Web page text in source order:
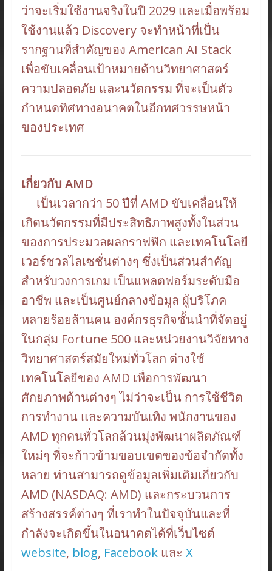
ว่าจะเริ่มใช้งานจริงในปี 2029 และเมื่อพร้อม
ใช้งานแล้ว Discovery จะทำหน้าที่เป็น
รากฐานที่สำคัญของ American AI Stack
เพื่อขับเคลื่อนเป้าหมายด้านวิทยาศาสตร์
ความปลอดภัย และนวัตกรรม ที่จะเป็นตัว
กำหนดทิศทางอนาคตในอีกทศวรรษหน้า
ของประเทศ
เกี่ยวกับ AMD
เป็นเวลากว่า 50 ปีที่ AMD ขับเคลื่อนให้
เกิดนวัตกรรมที่มีประสิทธิภาพสูงทั้งในส่วน
ของการประมวลผลกราฟฟิก และเทคโนโลยี
เวอร์ชวลไลเซชั่นต่างๆ ซึ่งเป็นส่วนสำคัญ
สำหรับวงการเกม เป็นแพลตฟอร์มระดับมือ
อาชีพ และเป็นศูนย์กลางข้อมูล ผู้บริโภค
หลายร้อยล้านคน องค์กรธุรกิจชั้นนำที่จัดอยู่
ในกลุ่ม Fortune 500 และหน่วยงานวิจัยทาง
วิทยาศาสตร์สมัยใหม่ทั่วโลก ต่างใช้
เทคโนโลยีของ AMD เพื่อการพัฒนา
ศักยภาพด้านต่างๆ ไม่ว่าจะเป็น การใช้ชีวิต
การทำงาน และความบันเทิง พนักงานของ
AMD ทุกคนทั่วโลกล้วนมุ่งพัฒนาผลิตภัณฑ์
ใหม่ๆ ที่จะก้าวข้ามขอบเขตของข้อจำกัดทั้ง
หลาย ท่านสามารถดูข้อมูลเพิ่มเติมเกี่ยวกับ
AMD (NASDAQ: AMD) และกระบวนการ
สร้างสรรค์ต่างๆ ที่เราทำในปัจจุบันและที่
กำลังจะเกิดขึ้นในอนาคตได้ที่เว็บไซต์
website, blog, Facebookและ X